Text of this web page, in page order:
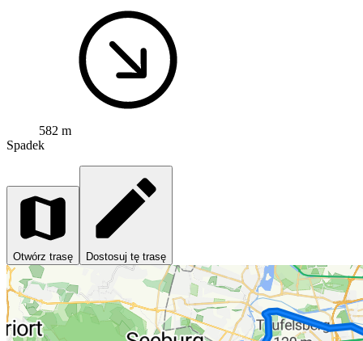
582 m
Spadek
Otwórz trasę Dostosuj tę trasę